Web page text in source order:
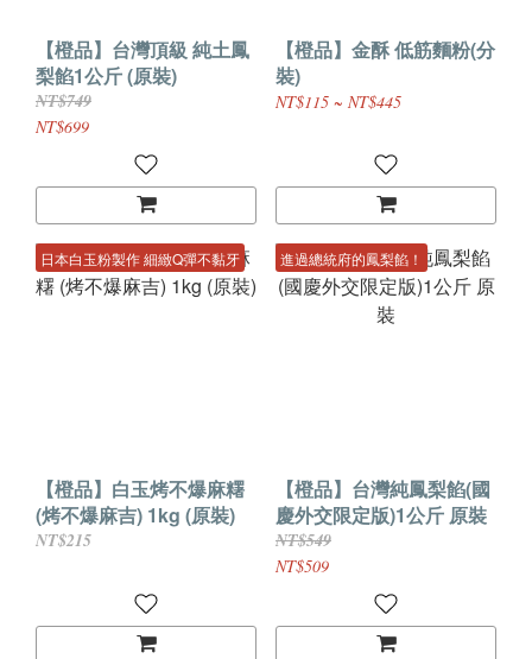
【橙品】台灣頂級 純土鳳
梨餡1公斤 (原裝)
NT$749
NT$699
【橙品】金酥 低筋麵粉(分
裝)
NT$115 ~ NT$445
日本白玉粉製作 細緻Q彈不黏牙
【橙品】白玉烤不爆麻糬
(烤不爆麻吉) 1kg (原裝)
NT$215
進過總統府的鳳梨餡！
【橙品】台灣純鳳梨餡(國
慶外交限定版)1公斤 原裝
NT$549
NT$509